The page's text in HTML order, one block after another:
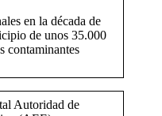
en la década de
de unos 35.000
contaminantes
Autoridad de